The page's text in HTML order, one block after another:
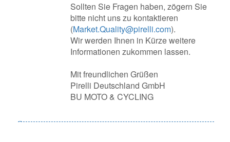
Sollten Sie Fragen haben, zögern Sie
bitte nicht uns zu kontaktieren
(Market.Quality@pirelli.com).
Wir werden Ihnen in Kürze weitere
Informationen zukommen lassen.
Mit freundlichen Grüßen
Pirelli Deutschland GmbH
BU MOTO & CYCLING